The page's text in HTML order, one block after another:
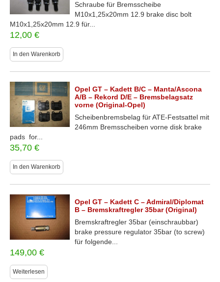
Schraube für Bremsscheibe
M10x1,25x20mm 12.9 brake disc bolt
M10x1,25x20mm 12.9 für...
12,00 €
In den Warenkorb
Opel GT – Kadett B/C – Manta/Ascona
A/B – Rekord D/E – Bremsbelagsatz
vorne (Original-Opel)
Scheibenbremsbelag für ATE-Festsattel mit
246mm Bremsscheiben vorne disk brake
pads for...
35,70 €
In den Warenkorb
Opel GT – Kadett C – Admiral/Diplomat
B – Bremskraftregler 35bar (Original)
Bremskraftregler 35bar (einschraubbar)
brake pressure regulator 35bar (to screw)
für folgende...
149,00 €
Weiterlesen